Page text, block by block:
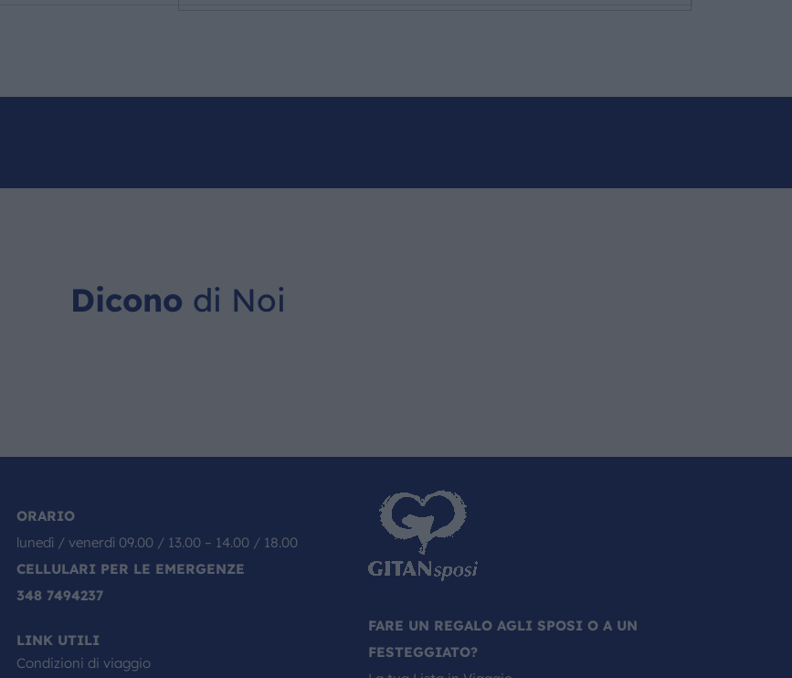
Dicono di Noi
ORARIO
lunedì / venerdì 09.00 / 13.00 – 14.00 / 18.00
CELLULARI PER LE EMERGENZE
348 7494237
LINK UTILI
Condizioni di viaggio
FARE UN REGALO AGLI SPOSI O A UN
FESTEGGIATO?